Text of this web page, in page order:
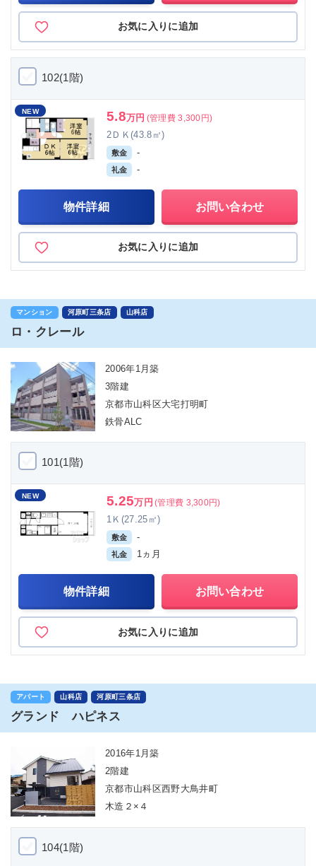
お気に入りに追加
102(1階)
NEW 5.8万円 (管理費 3,300円)
2ＤＫ(43.8㎡)
敷金 -
礼金 -
物件詳細 お問い合わせ
お気に入りに追加
マンション 河原町三条店 山科店
ロ・クレール
2006年1月築
3階建
京都市山科区大宅打明町
鉄骨ALC
101(1階)
NEW 5.25万円 (管理費 3,300円)
1Ｋ(27.25㎡)
敷金 -
礼金 1ヵ月
物件詳細 お問い合わせ
お気に入りに追加
アパート 山科店 河原町三条店
グランド ハピネス
2016年1月築
2階建
京都市山科区西野大鳥井町
木造２×４
104(1階)